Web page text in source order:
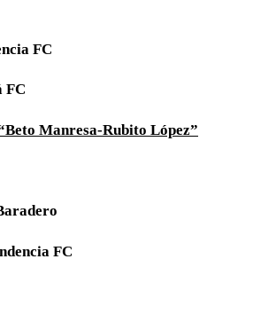
FC
FC
Manresa-Rubito López”
FC